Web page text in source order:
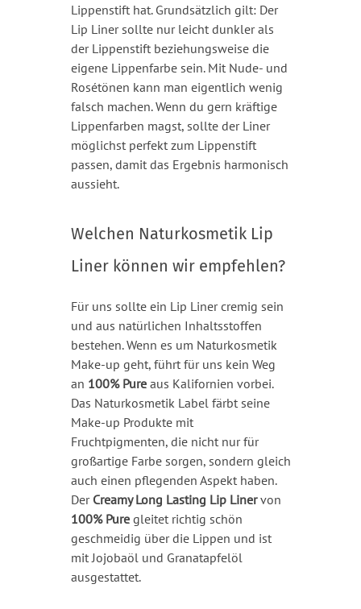
Lippenstift hat. Grundsätzlich gilt: Der
Lip Liner sollte nur leicht dunkler als
der Lippenstift beziehungsweise die
eigene Lippenfarbe sein. Mit Nude- und
Rosétönen kann man eigentlich wenig
falsch machen. Wenn du gern kräftige
Lippenfarben magst, sollte der Liner
möglichst perfekt zum Lippenstift
passen, damit das Ergebnis harmonisch
aussieht.
Welchen Naturkosmetik Lip
Liner können wir empfehlen?
Für uns sollte ein Lip Liner cremig sein
und aus natürlichen Inhaltsstoffen
bestehen. Wenn es um Naturkosmetik
Make-up geht, führt für uns kein Weg
an 100% Pureaus Kalifornien vorbei.
Das Naturkosmetik Label färbt seine
Make-up Produkte mit
Fruchtpigmenten, die nicht nur für
großartige Farbe sorgen, sondern gleich
auch einen pflegenden Aspekt haben.
Der Creamy Long Lasting Lip Linervon
100% Puregleitet richtig schön
geschmeidig über die Lippen und ist
mit Jojobaöl und Granatapfelöl
ausgestattet.